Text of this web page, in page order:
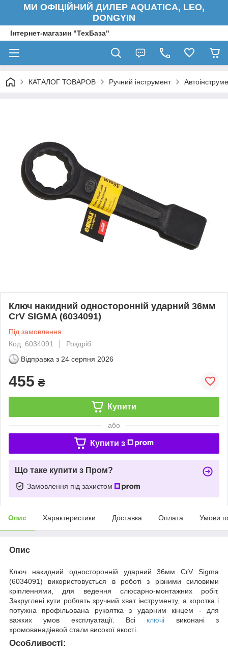
МИ ОФІЦІЙНИЙ ДИЛЕР AQUATICA, LEO,
DONGYIN
Інтернет-магазин "ТехБаза"
КАТАЛОГ ТОВАРОВ Ручний інструмент
Ключ накидний односторонній ударний 36мм
CrV SIGMA (6034091)
Під замовлення
Код: 6034091
Роздріб
Відправка з 24 серпня 2026
455 ₴
Купити
або
Купити з
Що таке купити з Пром?
Замовлення під захистом
Опис Характеристики Доставка Оплата Умови
Опис
Ключ накидний односторонній ударний 36мм CrV Sigma
(6034091) використовується в роботі з різними силовими
кріпленнями, для ведення слюсарно-монтажних робіт.
Закруглені кути роблять зручний хват інструменту, а коротка і
потужна профільована рукоятка з ударним кінцем - для
важких умов експлуатації. Всі ключі виконані з
хромованадіевой стали високої якості.
Особливості: